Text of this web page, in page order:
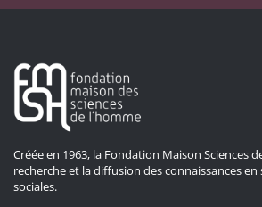
Créée en 1963, la Fondation Maison Sciences
recherche et la diffusion des connaissances
sociales.